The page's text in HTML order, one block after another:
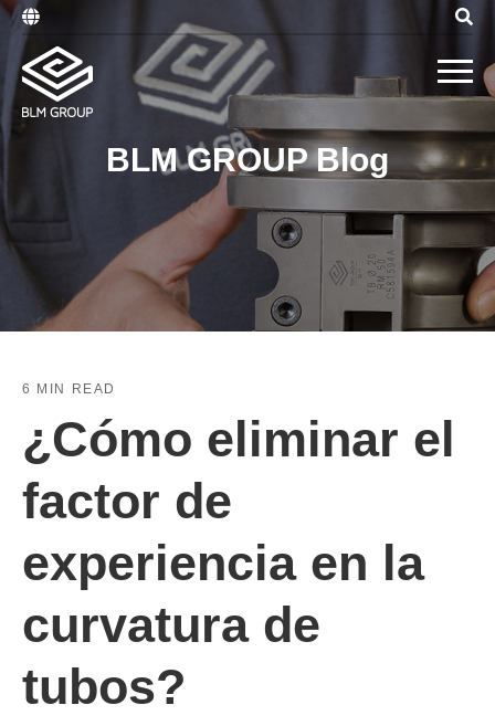
BLM GROUP Blog
6 MIN READ
¿Cómo eliminar el
factor de
experiencia en la
curvatura de
tubos?